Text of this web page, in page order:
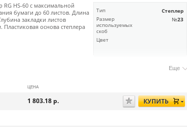
HS-60 с максимальной
бумаги до 60 листов. Длина
закладки листов
Пластиковая основа степлера
Тип Степлер
Размер
используемых
скоб
№23
Цвет
Еще
ЦЕНА
1 803.18 р. КУПИТЬ